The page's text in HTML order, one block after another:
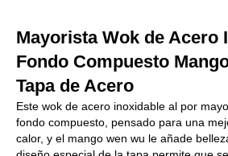
Mayorista Wok de Acero
Fondo Compuesto
Tapa de Acero
Este wok de acero inoxidable al por
fondo compuesto, pensado para una
calor, y el mango wen wu le añade